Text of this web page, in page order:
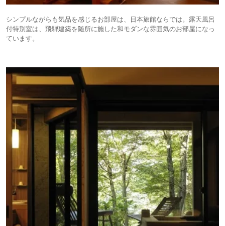
シンプルながらも気品を感じるお部屋は、日本旅館ならでは。露天風呂
付特別室は、飛騨建築を随所に施した和モダンな雰囲気のお部屋になっ
ています。